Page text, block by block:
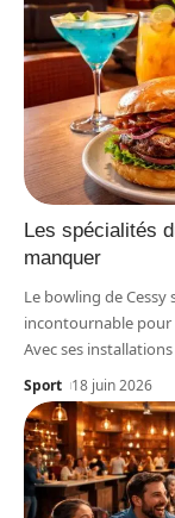
Les spécialités
manquer
Le bowling de
incontournable pour
Avec ses
Sport 18 juin 2026